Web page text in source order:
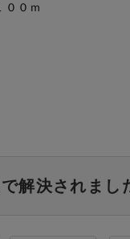
０ｍ
解決されまし